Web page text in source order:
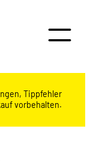
Tippfehler
vorbehalten.